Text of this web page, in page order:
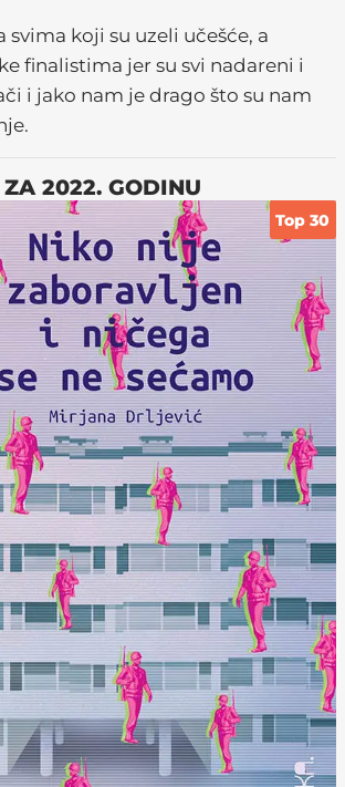
svima koji su uzeli učešće, a
finalistima jer su svi nadareni i
i jako nam je drago što su nam
2022. GODINU
Top 30